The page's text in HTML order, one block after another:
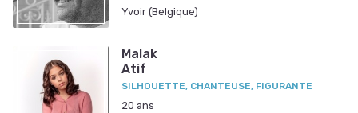
Yvoir (Belgique)
Malak
Atif
SILHOUETTE, CHANTEUSE, FIGURANTE
20 ans